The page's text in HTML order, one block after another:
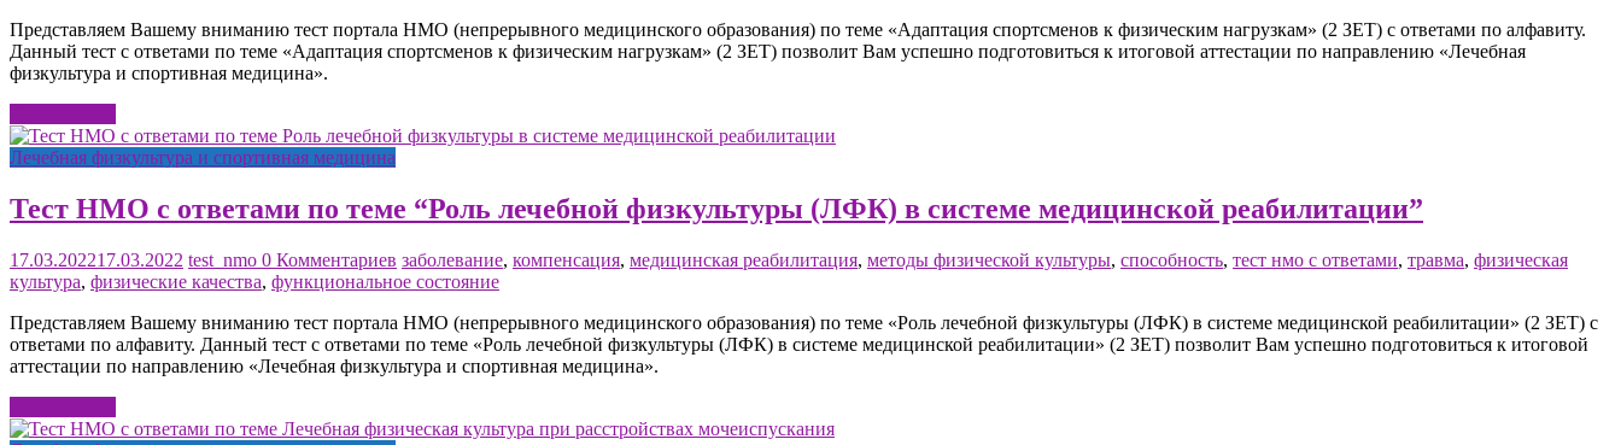
Представляем Вашему вниманию тест портала НМО (непрерывного медицинского образования) по теме «Адаптация спортсменов к физическим нагрузкам» (2 ЗЕТ) с ответами по алфавиту.
Данный тест с ответами по теме «Адаптация спортсменов к физическим нагрузкам» (2 ЗЕТ) позволит Вам успешно подготовиться к итоговой аттестации по направлению «Лечебная
физкультура и спортивная медицина».
Лечебная физкультура и спортивная медицина
Тест НМО с ответами по теме “Роль лечебной физкультуры (ЛФК) в системе медицинской реабилитации”
17.03.202217.03.2022 test_nmo 0 Комментариев заболевание, компенсация, медицинская реабилитация, методы физической культуры, способность, тест нмо с ответами, травма, физическая
культура, физические качества, функциональное состояние
Представляем Вашему вниманию тест портала НМО (непрерывного медицинского образования) по теме «Роль лечебной физкультуры (ЛФК) в системе медицинской реабилитации» (2 ЗЕТ) с
ответами по алфавиту. Данный тест с ответами по теме «Роль лечебной физкультуры (ЛФК) в системе медицинской реабилитации» (2 ЗЕТ) позволит Вам успешно подготовиться к итоговой
аттестации по направлению «Лечебная физкультура и спортивная медицина».